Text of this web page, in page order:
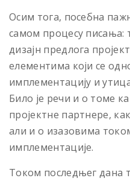
Осим тога, посебна
самом процесу писања:
дизајн предлога
елементима који се
имплементацију и
Било је речи и о томе
пројектне партнере,
али и о изазовима
имплементације.
Током последњег дана